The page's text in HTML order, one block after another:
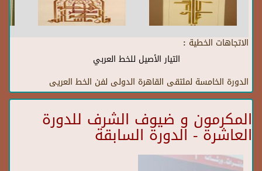
الاتجاهات الخطية :
التيار الأصيل للخط العربي
الدورة الخامسة لملتقى القاهرة الدولى لفن الخط العريى
المكرمون و ضيوف الشرف للدورة
العاشرة - الدورة السابقة